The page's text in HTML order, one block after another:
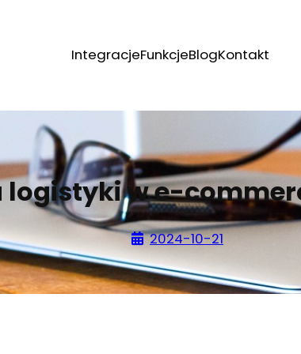
IntegracjeFunkcjeBlogKontakt
w e-
2024-10-21